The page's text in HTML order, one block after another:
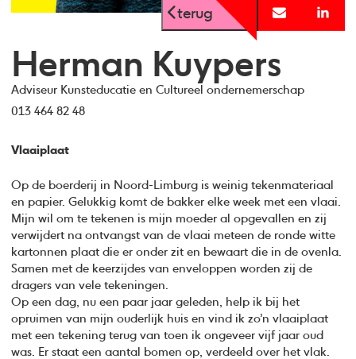
terug
Herman Kuypers
Adviseur Kunsteducatie en Cultureel ondernemerschap
013 464 82 48
Vlaaiplaat
Op de boerderij in Noord-Limburg is weinig tekenmateriaal
en papier. Gelukkig komt de bakker elke week met een vlaai.
Mijn wil om te tekenen is mijn moeder al opgevallen en zij
verwijdert na ontvangst van de vlaai meteen de ronde witte
kartonnen plaat die er onder zit en bewaart die in de ovenla.
Samen met de keerzijdes van enveloppen worden zij de
dragers van vele tekeningen.
Op een dag, nu een paar jaar geleden, help ik bij het
opruimen van mijn ouderlijk huis en vind ik zo’n vlaaiplaat
met een tekening terug van toen ik ongeveer vijf jaar oud
was. Er staat een aantal bomen op, verdeeld over het vlak.